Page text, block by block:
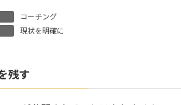
コーチング
現状を明確に
残す